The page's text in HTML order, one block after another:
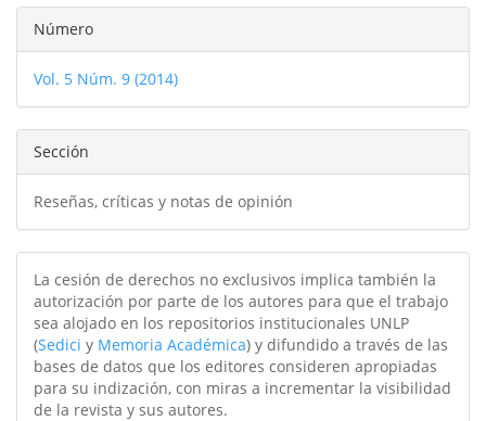
Detalles
del
artículo
Número
Vol. 5 Núm. 9 (2014)
Sección
Reseñas, críticas y notas de opinión
La cesión de derechos no exclusivos implica también la
autorización por parte de los autores para que el trabajo
sea alojado en los repositorios institucionales UNLP
(Sedici y Memoria Académica) y difundido a través de las
bases de datos que los editores consideren apropiadas
para su indización, con miras a incrementar la visibilidad
de la revista y sus autores.